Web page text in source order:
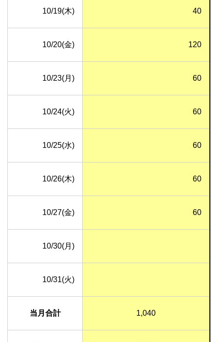
10/19(木) 40
10/20(金) 120
10/23(月) 60
10/24(火) 60
10/25(水) 60
10/26(木) 60
10/27(金) 60
10/30(月)
10/31(火)
当月合計 1,040